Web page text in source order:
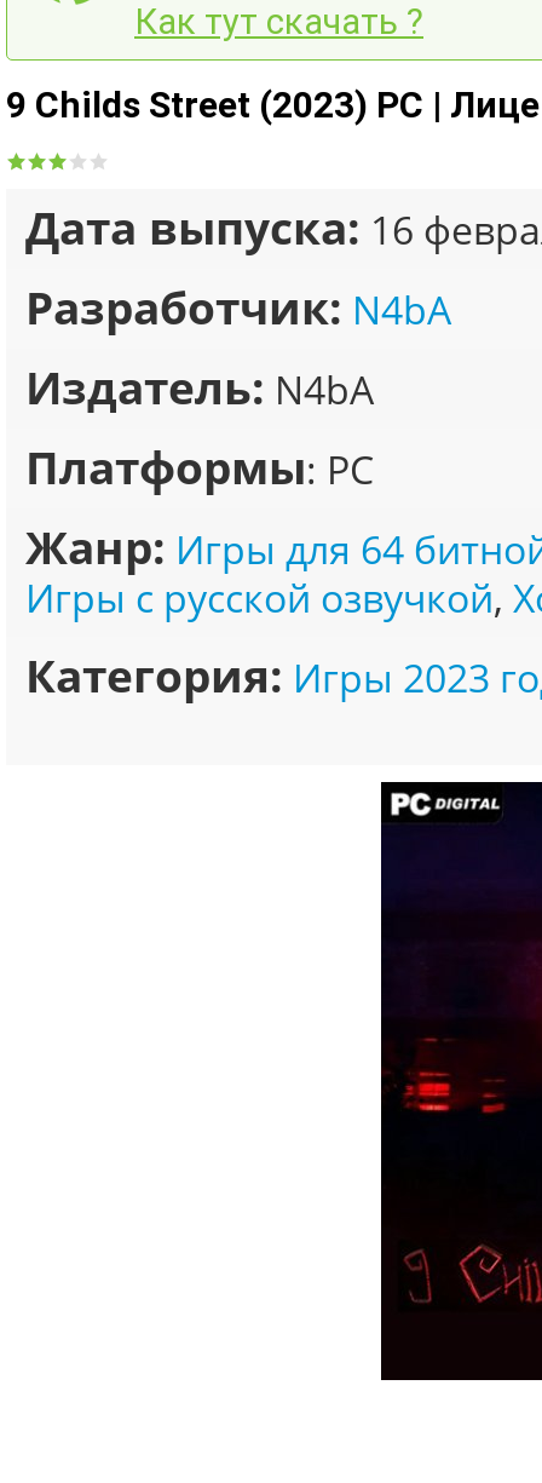
Как тут скачать ?
9 Childs Street (2023) PC |
Дата выпуска: 16
Разработчик: N4bA
Издатель: N4bA
Платформы: PC
Жанр: Игры для 64
Игры с русской озвучкой,
Категория: Игры 2023